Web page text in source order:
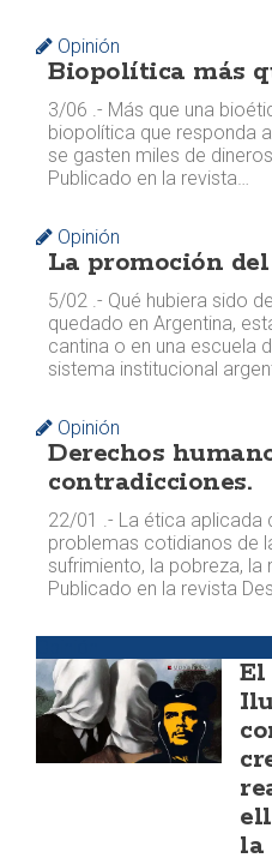
Opinión
Biopolítica más
3/06 .- Más que una
biopolítica que responda
se gasten miles de
Publicado en la revista…
Opinión
La promoción
5/02 .- Qué hubiera sido
quedado en Argentina,
cantina o en una escuela
sistema institucional
Opinión
Derechos
contradicciones.
22/01 .- La ética aplicada
problemas cotidianos de
sufrimiento, la pobreza, la
Publicado en la revista
El
la